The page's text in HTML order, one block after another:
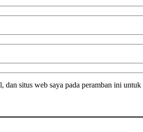
dan situs web saya pada peramban ini